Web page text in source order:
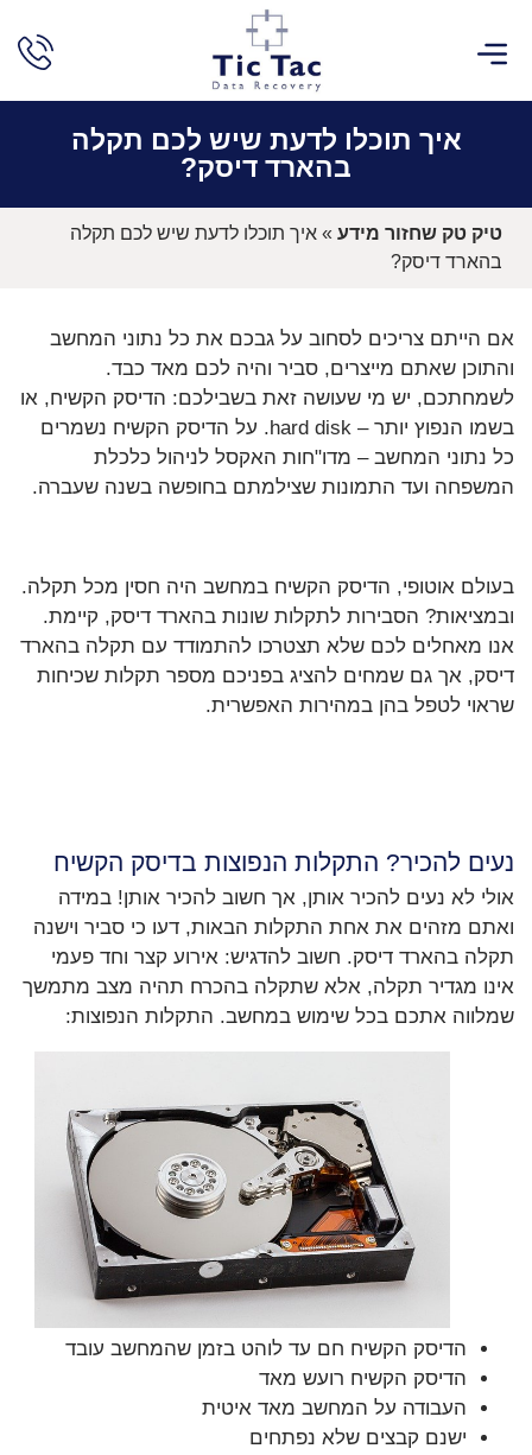
איך תוכלו לדעת שיש לכם תקלה
בהארד דיסק?
טיק טק שחזור מידע » איך תוכלו לדעת שיש לכם תקלה
בהארד דיסק?
אם הייתם צריכים לסחוב על גבכם את כל נתוני המחשב
והתוכן שאתם מייצרים, סביר והיה לכם מאד כבד.
לשמחתכם, יש מי שעושה זאת בשבילכם: הדיסק הקשיח, או
בשמו הנפוץ יותר – hard disk. על הדיסק הקשיח נשמרים
כל נתוני המחשב – מדו"חות האקסל לניהול כלכלת
המשפחה ועד התמונות שצילמתם בחופשה בשנה שעברה.
בעולם אוטופי, הדיסק הקשיח במחשב היה חסין מכל תקלה.
ובמציאות? הסבירות לתקלות שונות בהארד דיסק, קיימת.
אנו מאחלים לכם שלא תצטרכו להתמודד עם תקלה בהארד
דיסק, אך גם שמחים להציג בפניכם מספר תקלות שכיחות
שראוי לטפל בהן במהירות האפשרית.
נעים להכיר? התקלות הנפוצות בדיסק הקשיח
אולי לא נעים להכיר אותן, אך חשוב להכיר אותן! במידה
ואתם מזהים את אחת התקלות הבאות, דעו כי סביר וישנה
תקלה בהארד דיסק. חשוב להדגיש: אירוע קצר וחד פעמי
אינו מגדיר תקלה, אלא שתקלה בהכרח תהיה מצב מתמשך
שמלווה אתכם בכל שימוש במחשב. התקלות הנפוצות:
הדיסק הקשיח חם עד לוהט בזמן שהמחשב עובד
הדיסק הקשיח רועש מאד
העבודה על המחשב מאד איטית
ישנם קבצים שלא נפתחים